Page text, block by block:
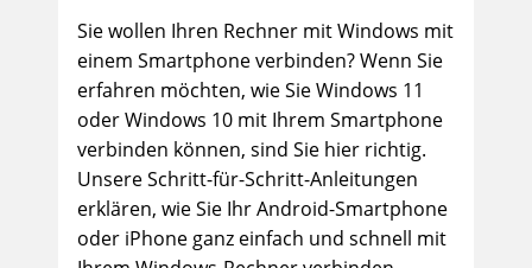
Sie wollen Ihren Rechner mit Windows mit
einem Smartphone verbinden? Wenn Sie
erfahren möchten, wie Sie Windows 11
oder Windows 10 mit Ihrem Smartphone
verbinden können, sind Sie hier richtig.
Unsere Schritt-für-Schritt-Anleitungen
erklären, wie Sie Ihr Android-Smartphone
oder iPhone ganz einfach und schnell mit